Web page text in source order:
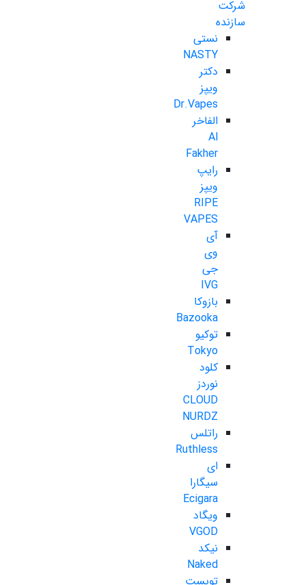
شرکت
سازنده
نستی
NASTY
دکتر
ویپز
Dr.Vapes
الفاخر
Al
Fakher
رایپ
ویپز
RIPE
VAPES
آی
وی
جی
IVG
بازوکا
Bazooka
توکیو
Tokyo
کلود
نوردز
CLOUD
NURDZ
راتلس
Ruthless
ای
سیگارا
Ecigara
ویگاد
VGOD
نیکد
Naked
تویست